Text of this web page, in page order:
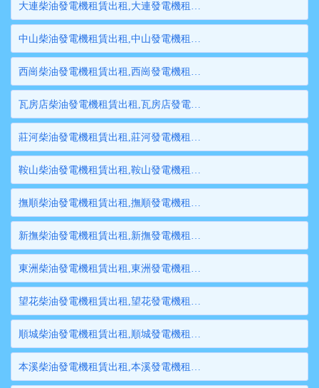
大連柴油發電機租賃出租,大連發電機租賃,大連發電機出租,大連大型發電機租賃,大連大型發電機出租
中山柴油發電機租賃出租,中山發電機租賃,中山發電機出租,中山大型發電機租賃,中山大型發電機出租
西崗柴油發電機租賃出租,西崗發電機租賃,西崗發電機出租,西崗大型發電機租賃,西崗大型發電機出租
瓦房店柴油發電機租賃出租,瓦房店發電機租賃,瓦房店發電機出租,瓦房店大型發電機租賃,瓦房店大型發電機出租
莊河柴油發電機租賃出租,莊河發電機租賃,莊河發電機出租,莊河大型發電機租賃,莊河大型發電機出租
鞍山柴油發電機租賃出租,鞍山發電機租賃,鞍山發電機出租,鞍山大型發電機租賃,鞍山大型發電機出租
撫順柴油發電機租賃出租,撫順發電機租賃,撫順發電機出租,撫順大型發電機租賃,撫順大型發電機出租
新撫柴油發電機租賃出租,新撫發電機租賃,新撫發電機出租,新撫大型發電機租賃,新撫大型發電機出租
東洲柴油發電機租賃出租,東洲發電機租賃,東洲發電機出租,東洲大型發電機租賃,東洲大型發電機出租
望花柴油發電機租賃出租,望花發電機租賃,望花發電機出租,望花大型發電機租賃,望花大型發電機出租
順城柴油發電機租賃出租,順城發電機租賃,順城發電機出租,順城大型發電機租賃,順城大型發電機出租
本溪柴油發電機租賃出租,本溪發電機租賃,本溪發電機出租,本溪大型發電機租賃,本溪大型發電機出租